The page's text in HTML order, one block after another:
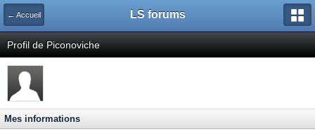
← Accueil LS forums
Profil de Piconoviche
Mes informations